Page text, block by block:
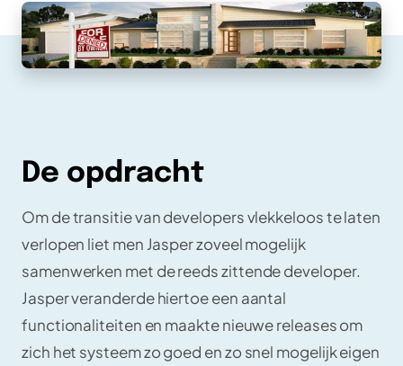
De opdracht
Om de transitie van developers vlekkeloos te laten
verlopen liet men Jasper zoveel mogelijk
samenwerken met de reeds zittende developer.
Jasper veranderde hiertoe een aantal
functionaliteiten en maakte nieuwe releases om
zich het systeem zo goed en zo snel mogelijk eigen